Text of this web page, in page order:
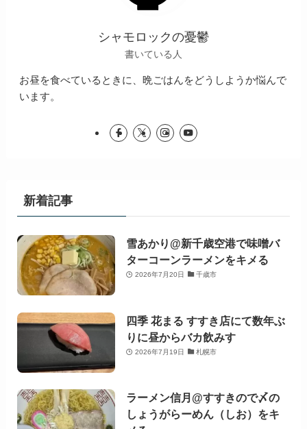
シャモロックの憂鬱
書いている人
お昼を食べているときに、晩ごはんをどうしようか悩んで
います。
新着記事
雪あかり@新千歳空港で味噌バ
ターコーンラーメンをキメる
2026年7月20日 千歳市
四季 花まる すすき店にて数年ぶ
りに昼からバカ飲みす
2026年7月19日 札幌市
ラーメン信月@すすきので〆の
しょうがらーめん（しお）をキ